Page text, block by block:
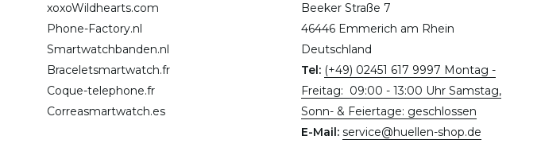
xoxoWildhearts.com
Phone-Factory.nl
Smartwatchbanden.nl
Braceletsmartwatch.fr
Coque-telephone.fr
Correasmartwatch.es
Beeker Straße 7
46446 Emmerich am Rhein
Deutschland
Tel: (+49) 02451 617 9997 Montag -
Freitag: 09:00 - 13:00 Uhr Samstag,
Sonn- & Feiertage: geschlossen
E-Mail: service@huellen-shop.de